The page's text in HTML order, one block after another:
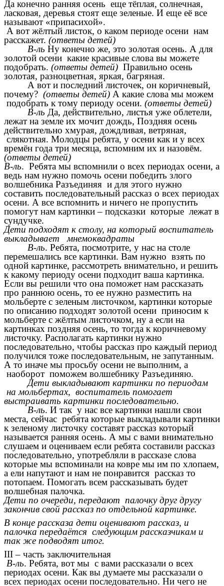
Да конечно ранняя осень еще тёплая, солнечная,
ласковая, деревья стоят еще зеленые. И еще её все
называют «припасихой».
А вот жёлтый листок, о каком периоде осени нам
расскажет. (ответы детей)
В-ль Ну конечно же, это золотая осень. А для
золотой осени какие красивые слова вы можете
подобрать. (ответы детей) Правильно осень
золотая, разноцветная, яркая, багряная.
А вот и последний листочек, он коричневый,
почему? (ответы детей) А какие слова мы можем
подобрать к тому периоду осени. (ответы детей)
В-ль Да, действительно, листья уже облетели,
лежат на земле их мочит дождь, Поздняя осень
действительно хмурая, дождливая, ветряная,
слякотная. Молодцы ребята, у осени как и у всех
времён года три месяца, вспомним их и назовём.
(ответы детей)
В-ль. Ребята мы вспомнили о всех периодах осени, а
ведь нам нужно помочь осени победить злого
волшебника Разъединяя и для этого нужно
составить последовательный рассказ о всех периодах
осени. А все вспомнить и ничего не пропустить
помогут нам картинки – подсказки которые лежат в
сундучке.
Дети подходят к столу, на который воспитатель
выкладывает мнемоквадраты
В-ль. Ребята, посмотрите, у нас на столе
перемешались все картинки. Вам нужно взять по
одной картинке, рассмотреть внимательно, и решить
к какому периоду осени подходит ваша картинка.
Если вы решили что она поможет нам рассказать
про раннюю осень, то ее нужно разместить на
мольберте с зеленым листочком, картинки которые
по описанию подходят золотой осени приносим к
мольберте с жёлтым листочком, ну а если на
картинках поздняя осень, то тогда к коричневому
листочку. Располагать картинки нужно
последовательно, чтобы рассказ про каждый период
получился тоже последовательным, не запутанным.
А то иначе мы просьбу осени не выполним, а
наоборот поможем волшебнику Разъединяю.
Дети выкладывают картинки по периодам
на мольбертах, воспитатель помогает
выстраивать картинки последовательно.
В-ль. И так у нас все картинки нашли свои
места, сейчас ребята которые выкладывали картинки
к зеленому листочку составят рассказ который
называется ранняя осень. А мы с вами внимательно
слушаем и оцениваем если ребята составили рассказ
последовательно, употребляли в рассказе слова
которые мы вспоминали на ковре мы им по хлопаем,
а ели напутают и нам не понравится рассказ то
потопаем. Помогать всем рассказывать будет
волшебная палочка.
Дети по очереди, передают палочку друг другу
закончив свой рассказ по отдельной картинке.
В конце рассказа дети оценивают рассказ, и
палочка передаётся следующим рассказчикам и
так же подводят итог.
III – часть заключительная
В-ль. Ребята, вот мы с вами рассказали о всех
периодах осени. Как вы думаете мы рассказали о
всех периодах осени последовательно. Ни чего не